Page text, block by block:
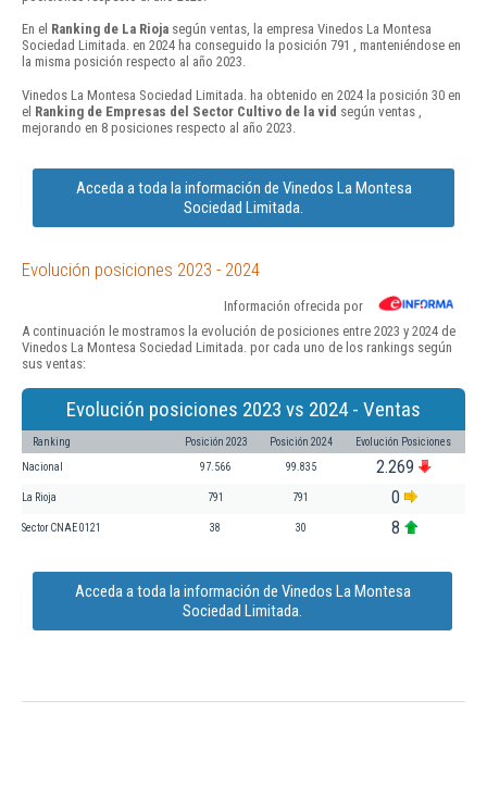
En el Ranking de La Rioja según ventas, la empresa Vinedos La Montesa
Sociedad Limitada. en 2024 ha conseguido la posición 791 , manteniéndose en
la misma posición respecto al año 2023.
Vinedos La Montesa Sociedad Limitada. ha obtenido en 2024 la posición 30 en
el Ranking de Empresas del Sector Cultivo de la vid según ventas ,
mejorando en 8 posiciones respecto al año 2023.
Acceda a toda la información de Vinedos La Montesa
Sociedad Limitada.
Evolución posiciones 2023 - 2024
Información ofrecida por
A continuación le mostramos la evolución de posiciones entre 2023 y 2024 de
Vinedos La Montesa Sociedad Limitada. por cada uno de los rankings según
sus ventas:
Evolución posiciones 2023 vs 2024 - Ventas
Ranking Posición 2023 Posición 2024 Evolución Posiciones
Nacional 97.566 99.835 2.269
La Rioja 791 791 0
Sector CNAE 0121 38 30 8
Acceda a toda la información de Vinedos La Montesa
Sociedad Limitada.